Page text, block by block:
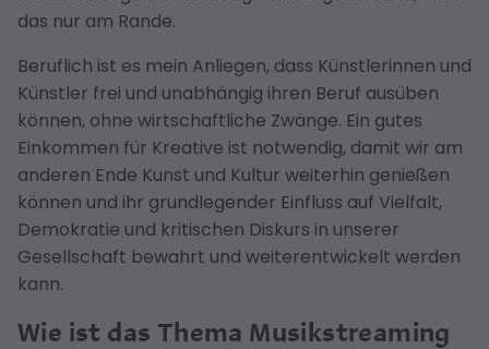
das nur am Rande.
Beruflich ist es mein Anliegen, dass Künstlerinnen und
Künstler frei und unabhängig ihren Beruf ausüben
können, ohne wirtschaftliche Zwänge. Ein gutes
Einkommen für Kreative ist notwendig, damit wir am
anderen Ende Kunst und Kultur weiterhin genießen
können und ihr grundlegender Einfluss auf Vielfalt,
Demokratie und kritischen Diskurs in unserer
Gesellschaft bewahrt und weiterentwickelt werden
kann.
Wie ist das Thema Musikstreaming